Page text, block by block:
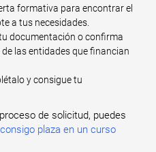
formativa para encontrar el
a tus necesidades.
documentación o confirma
las entidades que financian
y consigue tu
de solicitud, puedes
plaza en un curso